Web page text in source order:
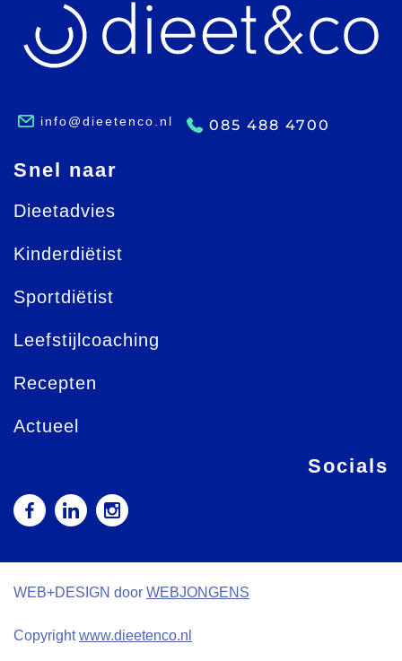
info@dieetenco.nl 085 488 4700
Snel naar
Dieetadvies
Kinderdiëtist
Sportdiëtist
Leefstijlcoaching
Recepten
Actueel
Socials
WEB+DESIGN door WEBJONGENS
Copyrightwww.dieetenco.nl